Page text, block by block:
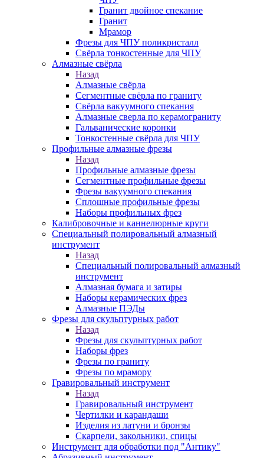
Гранит двойное спекание
Гранит
Мрамор
Фрезы для ЧПУ поликристалл
Свёрла тонкостенные для ЧПУ
Алмазные свёрла
Назад
Алмазные свёрла
Сегментные свёрла по граниту
Свёрла вакуумного спекания
Алмазные сверла по керамограниту
Гальванические коронки
Тонкостенные свёрла для ЧПУ
Профильные алмазные фрезы
Назад
Профильные алмазные фрезы
Сегментные профильные фрезы
Фрезы вакуумного спекания
Сплошные профильные фрезы
Наборы профильных фрез
Калибровочные и каннелюрные круги
Специальный полировальный алмазный
инструмент
Назад
Специальный полировальный алмазный
инструмент
Алмазная бумага и затиры
Наборы керамических фрез
Алмазные ПЭДы
Фрезы для скульптурных работ
Назад
Фрезы для скульптурных работ
Наборы фрез
Фрезы по граниту
Фрезы по мрамору
Гравировальный инструмент
Назад
Гравировальный инструмент
Чертилки и карандаши
Изделия из латуни и бронзы
Скарпели, закольники, спицы
Инструмент для обработки под "Антику"